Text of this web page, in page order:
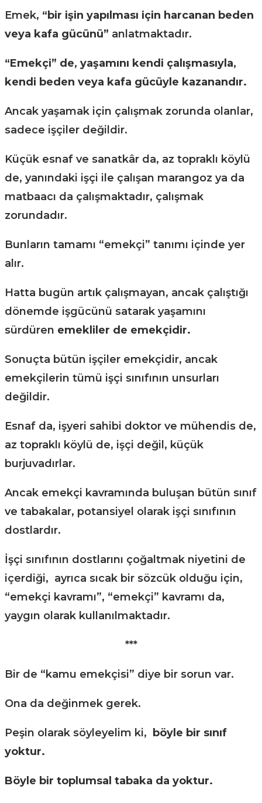
Emek, “bir işin yapılması için harcanan beden
veya kafa gücünü” anlatmaktadır.
“Emekçi” de, yaşamını kendi çalışmasıyla,
kendi beden veya kafa gücüyle kazanandır.
Ancak yaşamak için çalışmak zorunda olanlar,
sadece işçiler değildir.
Küçük esnaf ve sanatkâr da, az topraklı köylü
de, yanındaki işçi ile çalışan marangoz ya da
matbaacı da çalışmaktadır, çalışmak
zorundadır.
Bunların tamamı “emekçi” tanımı içinde yer
alır.
Hatta bugün artık çalışmayan, ancak çalıştığı
dönemde işgücünü satarak yaşamını
sürdüren emekliler de emekçidir.
Sonuçta bütün işçiler emekçidir, ancak
emekçilerin tümü işçi sınıfının unsurları
değildir.
Esnaf da, işyeri sahibi doktor ve mühendis de,
az topraklı köylü de, işçi değil, küçük
burjuvadırlar.
Ancak emekçi kavramında buluşan bütün sınıf
ve tabakalar, potansiyel olarak işçi sınıfının
dostlardır.
İşçi sınıfının dostlarını çoğaltmak niyetini de
içerdiği, ayrıca sıcak bir sözcük olduğu için,
“emekçi kavramı”, “emekçi” kavramı da,
yaygın olarak kullanılmaktadır.
***
Bir de “kamu emekçisi” diye bir sorun var.
Ona da değinmek gerek.
Peşin olarak söyleyelim ki,
böyle bir sınıf
yoktur.
Böyle bir toplumsal tabaka da yoktur.